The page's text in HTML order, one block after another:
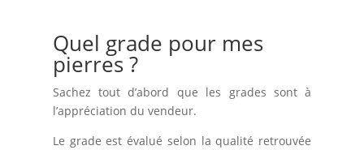
Quel grade pour mes
pierres ?
Sachez tout d’abord que les grades sont à
l’appréciation du vendeur.
Le grade est évalué selon la qualité retrouvée